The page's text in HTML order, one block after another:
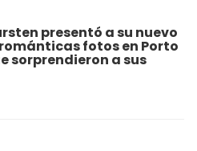
presentó a su nuevo
fotos en Porto
sorprendieron a sus